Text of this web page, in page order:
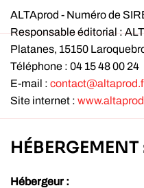
ALTAprod - Numéro de
Responsable éditorial :
Platanes, 15150
Téléphone : 04 15 48 00 24
E-mail :
Site internet :
HÉBERGEMENT
Hébergeur :